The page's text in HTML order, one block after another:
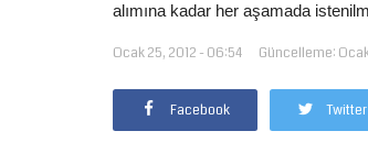
alımına kadar her aşamada
Ocak 25, 2012 - 06:54 Güncelleme:
Facebook Twitter